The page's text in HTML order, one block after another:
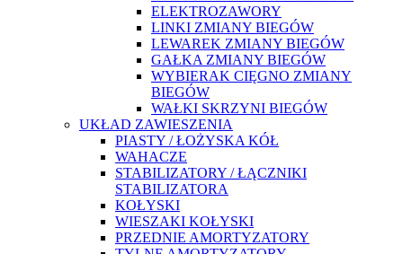
ELEKTROZAWORY
LINKI ZMIANY BIEGÓW
LEWAREK ZMIANY BIEGÓW
GAŁKA ZMIANY BIEGÓW
WYBIERAK CIĘGNO ZMIANY
BIEGÓW
WAŁKI SKRZYNI BIEGÓW
UKŁAD ZAWIESZENIA
PIASTY / ŁOŻYSKA KÓŁ
WAHACZE
STABILIZATORY / ŁĄCZNIKI
STABILIZATORA
KOŁYSKI
WIESZAKI KOŁYSKI
PRZEDNIE AMORTYZATORY